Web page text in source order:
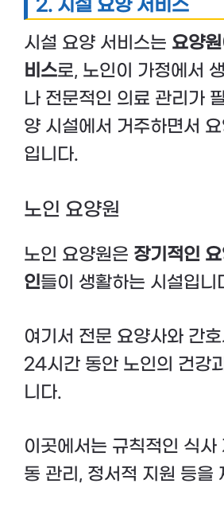
2. 시설 요양 서비스
시설 요양 서비스는 요양
비스로, 노인이 가정에서
나 전문적인 의료 관리가
양 시설에서 거주하면서
입니다.
노인 요양원
노인 요양원은 장기적인
인들이 생활하는 시설입니
여기서 전문 요양사와 간
24시간 동안 노인의 건강
니다.
이곳에서는 규칙적인 식사
동 관리, 정서적 지원 등을